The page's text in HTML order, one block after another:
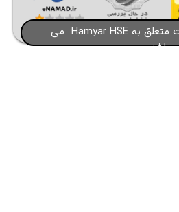
تمام حقوق این سایت متعلق به Hamyar HSE می
باشد​​​​​​​